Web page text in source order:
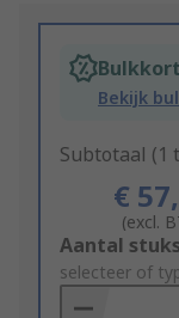
Bekijk
Subtotaal (1
€
(excl.
Add
to
Basket
Aantal stuks
selecteer of